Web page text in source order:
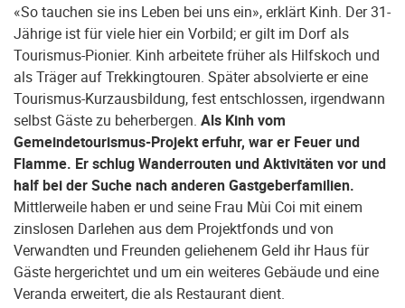
«So tauchen sie ins Leben bei uns ein», erklärt Kinh. Der 31-
Jährige ist für viele hier ein Vorbild; er gilt im Dorf als
Tourismus-Pionier. Kinh arbeitete früher als Hilfskoch und
als Träger auf Trekkingtouren. Später absolvierte er eine
Tourismus-Kurzausbildung, fest entschlossen, irgendwann
selbst Gäste zu beherbergen. Als Kinh vom
Gemeindetourismus-Projekt erfuhr, war er Feuer und
Flamme. Er schlug Wanderrouten und Aktivitäten vor und
half bei der Suche nach anderen Gastgeberfamilien.
Mittlerweile haben er und seine Frau Mùi Coi mit einem
zinslosen Darlehen aus dem Projektfonds und von
Verwandten und Freunden geliehenem Geld ihr Haus für
Gäste hergerichtet und um ein weiteres Gebäude und eine
Veranda erweitert, die als Restaurant dient.